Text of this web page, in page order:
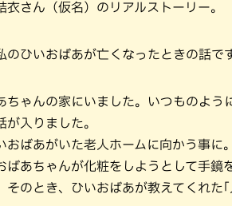
衣さん（仮名）のリアルストーリー。
のひいおばあが亡くなったときの話です
ちゃんの家にいました。いつものよ
が入りました。
おばあがいた老人ホームに向かう事に。
ばあちゃんが化粧をしようとして手鏡
そのとき、ひいおばあが教えてくれた